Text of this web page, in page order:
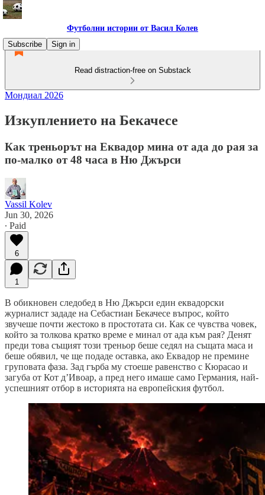
Футболни истории от Васил Колев
Subscribe
Sign in
Read distraction-free on Substack
Мондиал 2026
Изкуплението на Бекачесе
Как треньорът на Еквадор мина от ада до рая за
по-малко от 48 часа в Ню Джърси
Vassil Kolev
Jun 30, 2026
∙ Paid
6
1
В обикновен следобед в Ню Джърси един еквадорски
журналист зададе на Себастиан Бекачесе въпрос, който
звучеше почти жестоко в простотата си. Как се чувства човек,
който за толкова кратко време е минал от ада към рая? Денят
преди това същият този треньор беше седял на същата маса и
беше обявил, че ще подаде оставка, ако Еквадор не премине
груповата фаза. Зад гърба му стоеше равенство с Кюрасао и
загуба от Кот д’Ивоар, а пред него имаше само Германия, най-
успешният отбор в историята на европейския футбол.